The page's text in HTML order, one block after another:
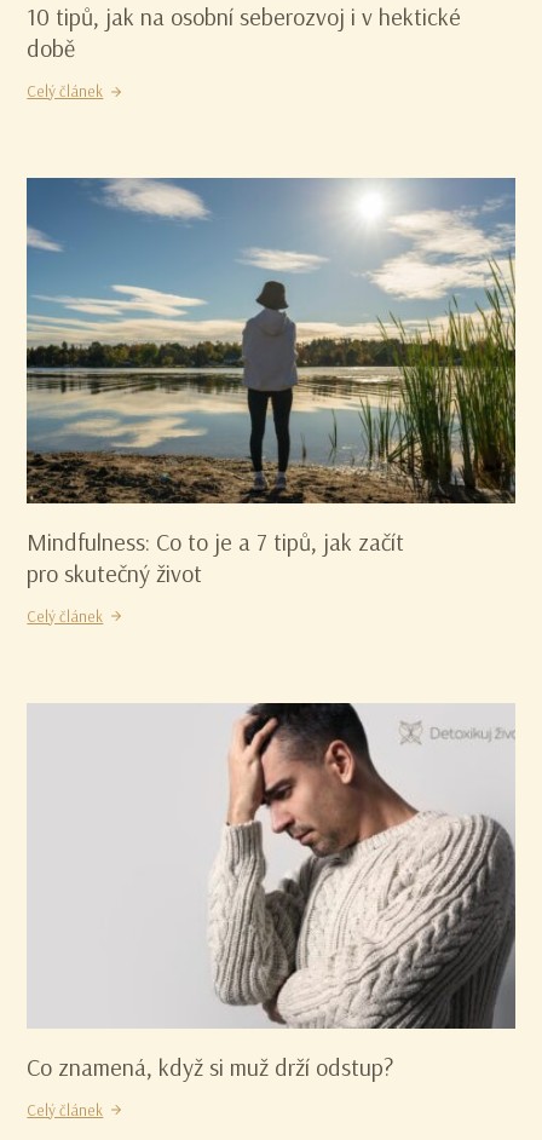
10 tipů, jak na osobní seberozvoj i v hektické
době
Celý článek
Mindfulness: Co to je a 7 tipů, jak začít
pro skutečný život
Celý článek
Co znamená, když si muž drží odstup?
Celý článek